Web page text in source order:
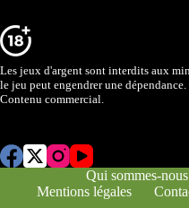
Les jeux d'argent sont interdits aux
le jeu peut engendrer une
Contenu commercial.
Qui sommes-nous
Mentions légales